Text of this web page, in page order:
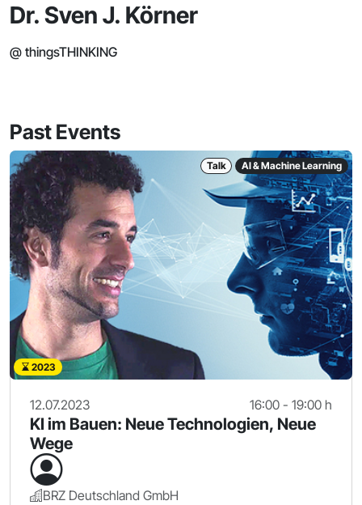
Dr. Sven J. Körner
@ thingsTHINKING
Past Events
Talk AI & Machine Learning
2023
12.07.2023 16:00 - 19:00 h
KI im Bauen: Neue Technologien, Neue
Wege
BRZ Deutschland GmbH